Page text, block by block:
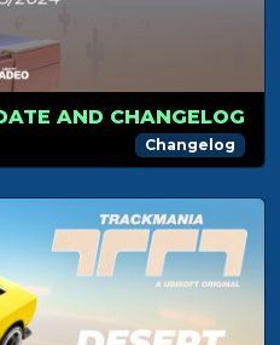
AND CHANGELOG
Changelog